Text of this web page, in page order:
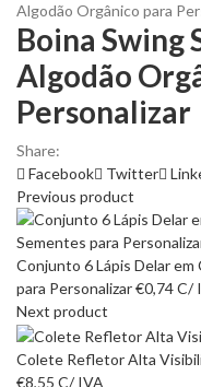
Algodão Orgânico para
Boina Swing
Algodão
Personalizar
Share:
Facebook
Twitter
Previous product
Conjunto 6 Lápis Delar em
para Personalizar€0,74C/
Next product
Colete Refletor Alta
€8,55 C/ IVA